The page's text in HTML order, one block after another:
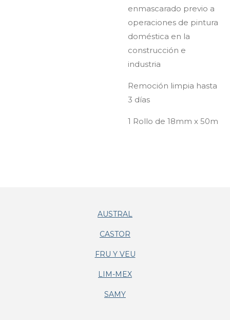
enmascarado previo a
operaciones de pintura
doméstica en la
construcción e
industria
Remoción limpia hasta
3 días
1 Rollo de 18mm x 50m
AUSTRAL
CASTOR
FRU Y VEU
LIM-MEX
SAMY